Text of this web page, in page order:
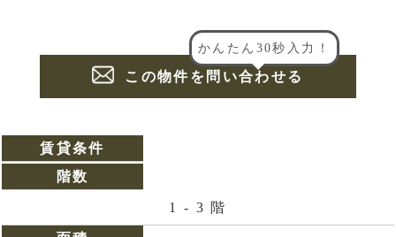
かんたん30秒入力！
この物件を問い合わせる
賃貸条件
階数
1 - 3 階